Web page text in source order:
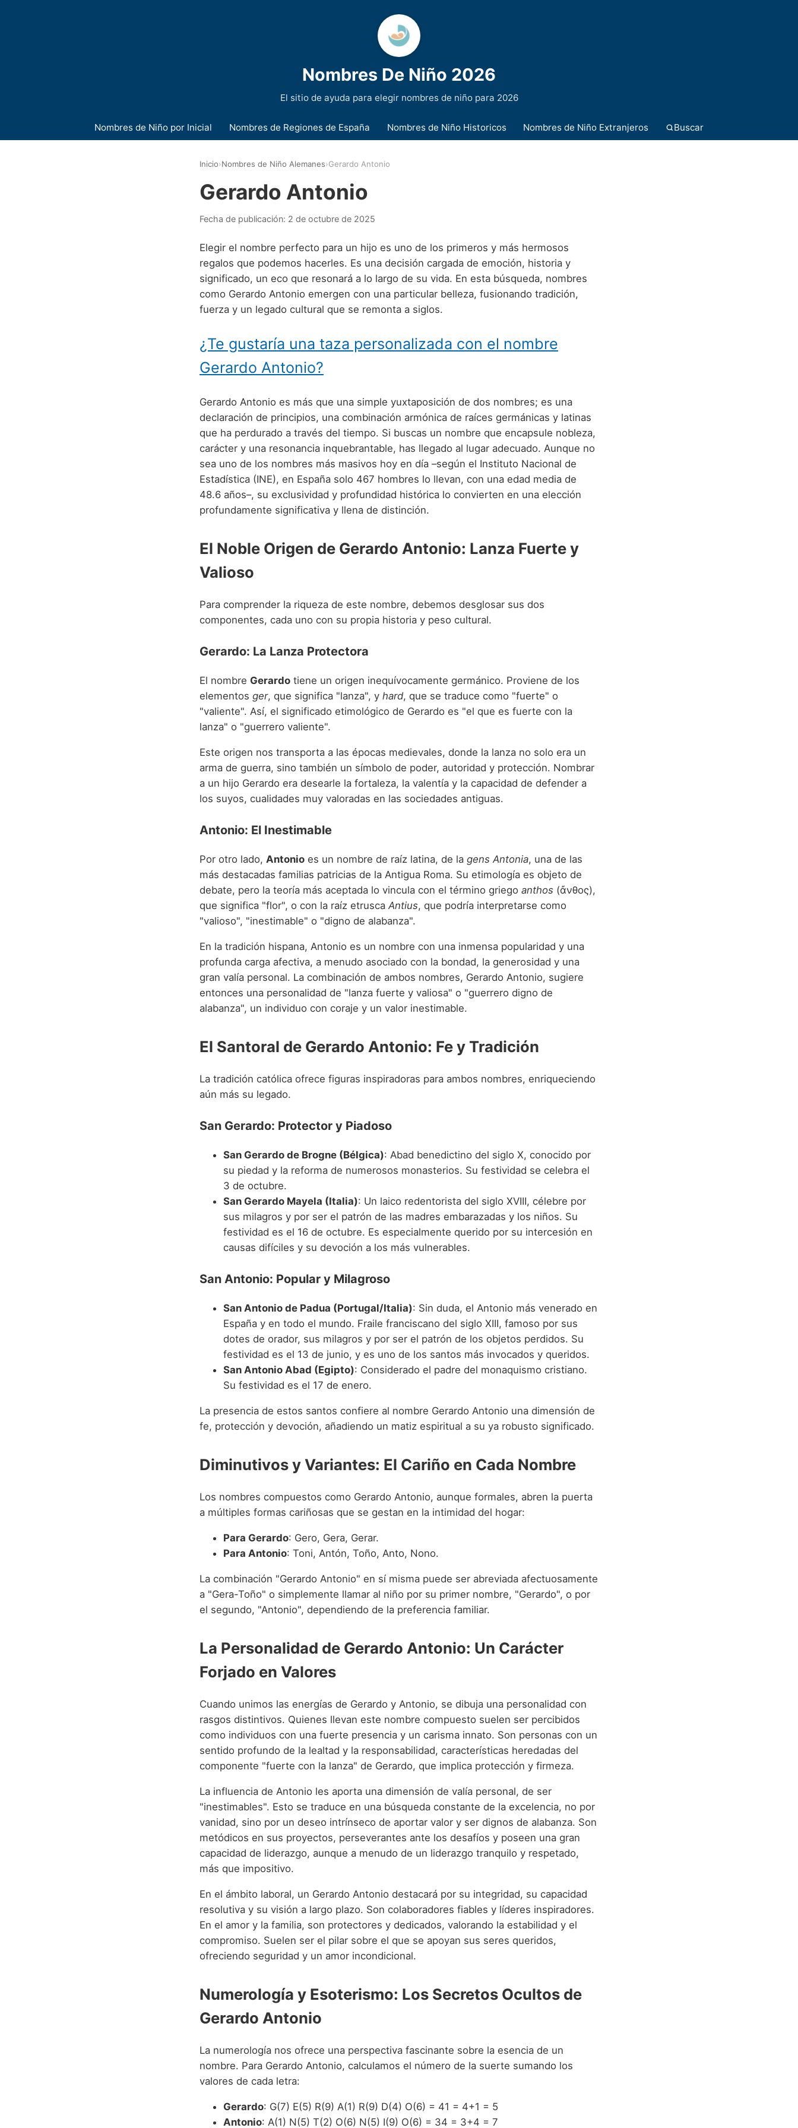
Nombres De Niño 2026
El sitio de ayuda para elegir nombres de niño para 2026
Nombres de Niño por Inicial Nombres de Regiones de España Nombres de Niño Historicos Nombres de Niño Extranjeros Buscar
Inicio›Nombres de Niño Alemanes›Gerardo Antonio
Gerardo Antonio
Fecha de publicación: 2 de octubre de 2025
Elegir el nombre perfecto para un hijo es uno de los primeros y más hermosos
regalos que podemos hacerles. Es una decisión cargada de emoción, historia y
significado, un eco que resonará a lo largo de su vida. En esta búsqueda, nombres
como Gerardo Antonio emergen con una particular belleza, fusionando tradición,
fuerza y un legado cultural que se remonta a siglos.
¿Te gustaría una taza personalizada con el nombre
Gerardo Antonio?
Gerardo Antonio es más que una simple yuxtaposición de dos nombres; es una
declaración de principios, una combinación armónica de raíces germánicas y latinas
que ha perdurado a través del tiempo. Si buscas un nombre que encapsule nobleza,
carácter y una resonancia inquebrantable, has llegado al lugar adecuado. Aunque no
sea uno de los nombres más masivos hoy en día –según el Instituto Nacional de
Estadística (INE), en España solo 467 hombres lo llevan, con una edad media de
48.6 años–, su exclusividad y profundidad histórica lo convierten en una elección
profundamente significativa y llena de distinción.
El Noble Origen de Gerardo Antonio: Lanza Fuerte y
Valioso
Para comprender la riqueza de este nombre, debemos desglosar sus dos
componentes, cada uno con su propia historia y peso cultural.
Gerardo: La Lanza Protectora
El nombre Gerardo tiene un origen inequívocamente germánico. Proviene de los
elementos ger, que significa "lanza", y hard, que se traduce como "fuerte" o
"valiente". Así, el significado etimológico de Gerardo es "el que es fuerte con la
lanza" o "guerrero valiente".
Este origen nos transporta a las épocas medievales, donde la lanza no solo era un
arma de guerra, sino también un símbolo de poder, autoridad y protección. Nombrar
a un hijo Gerardo era desearle la fortaleza, la valentía y la capacidad de defender a
los suyos, cualidades muy valoradas en las sociedades antiguas.
Antonio: El Inestimable
Por otro lado, Antonio es un nombre de raíz latina, de la gens Antonia, una de las
más destacadas familias patricias de la Antigua Roma. Su etimología es objeto de
debate, pero la teoría más aceptada lo vincula con el término griego anthos (ἄνθος),
que significa "flor", o con la raíz etrusca Antius, que podría interpretarse como
"valioso", "inestimable" o "digno de alabanza".
En la tradición hispana, Antonio es un nombre con una inmensa popularidad y una
profunda carga afectiva, a menudo asociado con la bondad, la generosidad y una
gran valía personal. La combinación de ambos nombres, Gerardo Antonio, sugiere
entonces una personalidad de "lanza fuerte y valiosa" o "guerrero digno de
alabanza", un individuo con coraje y un valor inestimable.
El Santoral de Gerardo Antonio: Fe y Tradición
La tradición católica ofrece figuras inspiradoras para ambos nombres, enriqueciendo
aún más su legado.
San Gerardo: Protector y Piadoso
San Gerardo de Brogne (Bélgica): Abad benedictino del siglo X, conocido por
su piedad y la reforma de numerosos monasterios. Su festividad se celebra el
3 de octubre.
San Gerardo Mayela (Italia): Un laico redentorista del siglo XVIII, célebre por
sus milagros y por ser el patrón de las madres embarazadas y los niños. Su
festividad es el 16 de octubre. Es especialmente querido por su intercesión en
causas difíciles y su devoción a los más vulnerables.
San Antonio: Popular y Milagroso
San Antonio de Padua (Portugal/Italia): Sin duda, el Antonio más venerado en
España y en todo el mundo. Fraile franciscano del siglo XIII, famoso por sus
dotes de orador, sus milagros y por ser el patrón de los objetos perdidos. Su
festividad es el 13 de junio, y es uno de los santos más invocados y queridos.
San Antonio Abad (Egipto): Considerado el padre del monaquismo cristiano.
Su festividad es el 17 de enero.
La presencia de estos santos confiere al nombre Gerardo Antonio una dimensión de
fe, protección y devoción, añadiendo un matiz espiritual a su ya robusto significado.
Diminutivos y Variantes: El Cariño en Cada Nombre
Los nombres compuestos como Gerardo Antonio, aunque formales, abren la puerta
a múltiples formas cariñosas que se gestan en la intimidad del hogar:
Para Gerardo: Gero, Gera, Gerar.
Para Antonio: Toni, Antón, Toño, Anto, Nono.
La combinación "Gerardo Antonio" en sí misma puede ser abreviada afectuosamente
a "Gera-Toño" o simplemente llamar al niño por su primer nombre, "Gerardo", o por
el segundo, "Antonio", dependiendo de la preferencia familiar.
La Personalidad de Gerardo Antonio: Un Carácter
Forjado en Valores
Cuando unimos las energías de Gerardo y Antonio, se dibuja una personalidad con
rasgos distintivos. Quienes llevan este nombre compuesto suelen ser percibidos
como individuos con una fuerte presencia y un carisma innato. Son personas con un
sentido profundo de la lealtad y la responsabilidad, características heredadas del
componente "fuerte con la lanza" de Gerardo, que implica protección y firmeza.
La influencia de Antonio les aporta una dimensión de valía personal, de ser
"inestimables". Esto se traduce en una búsqueda constante de la excelencia, no por
vanidad, sino por un deseo intrínseco de aportar valor y ser dignos de alabanza. Son
metódicos en sus proyectos, perseverantes ante los desafíos y poseen una gran
capacidad de liderazgo, aunque a menudo de un liderazgo tranquilo y respetado,
más que impositivo.
En el ámbito laboral, un Gerardo Antonio destacará por su integridad, su capacidad
resolutiva y su visión a largo plazo. Son colaboradores fiables y líderes inspiradores.
En el amor y la familia, son protectores y dedicados, valorando la estabilidad y el
compromiso. Suelen ser el pilar sobre el que se apoyan sus seres queridos,
ofreciendo seguridad y un amor incondicional.
Numerología y Esoterismo: Los Secretos Ocultos de
Gerardo Antonio
La numerología nos ofrece una perspectiva fascinante sobre la esencia de un
nombre. Para Gerardo Antonio, calculamos el número de la suerte sumando los
valores de cada letra:
Gerardo: G(7) E(5) R(9) A(1) R(9) D(4) O(6) = 41 = 4+1 = 5
Antonio: A(1) N(5) T(2) O(6) N(5) I(9) O(6) = 34 = 3+4 = 7